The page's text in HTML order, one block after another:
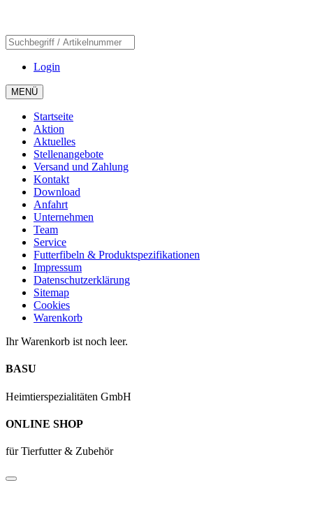
Login
MENÜ
Startseite
Aktion
Aktuelles
Stellenangebote
Versand und Zahlung
Kontakt
Download
Anfahrt
Unternehmen
Team
Service
Futterfibeln & Produktspezifikationen
Impressum
Datenschutzerklärung
Sitemap
Cookies
Warenkorb
Ihr Warenkorb ist noch leer.
BASU
Heimtierspezialitäten GmbH
ONLINE SHOP
für Tierfutter & Zubehör